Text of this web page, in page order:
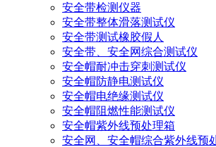
安全带检测仪器
安全带整体滑落测试仪
安全带测试橡胶假人
安全带、安全网综合测试仪
安全帽耐冲击穿刺测试仪
安全帽防静电测试仪
安全帽电绝缘测试仪
安全帽阻燃性能测试仪
安全帽紫外线预处理箱
安全网、安全帽综合紫外线预